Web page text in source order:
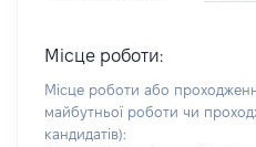
Місце роботи:
Місце роботи або
майбутньої роботи чи
кандидатів):